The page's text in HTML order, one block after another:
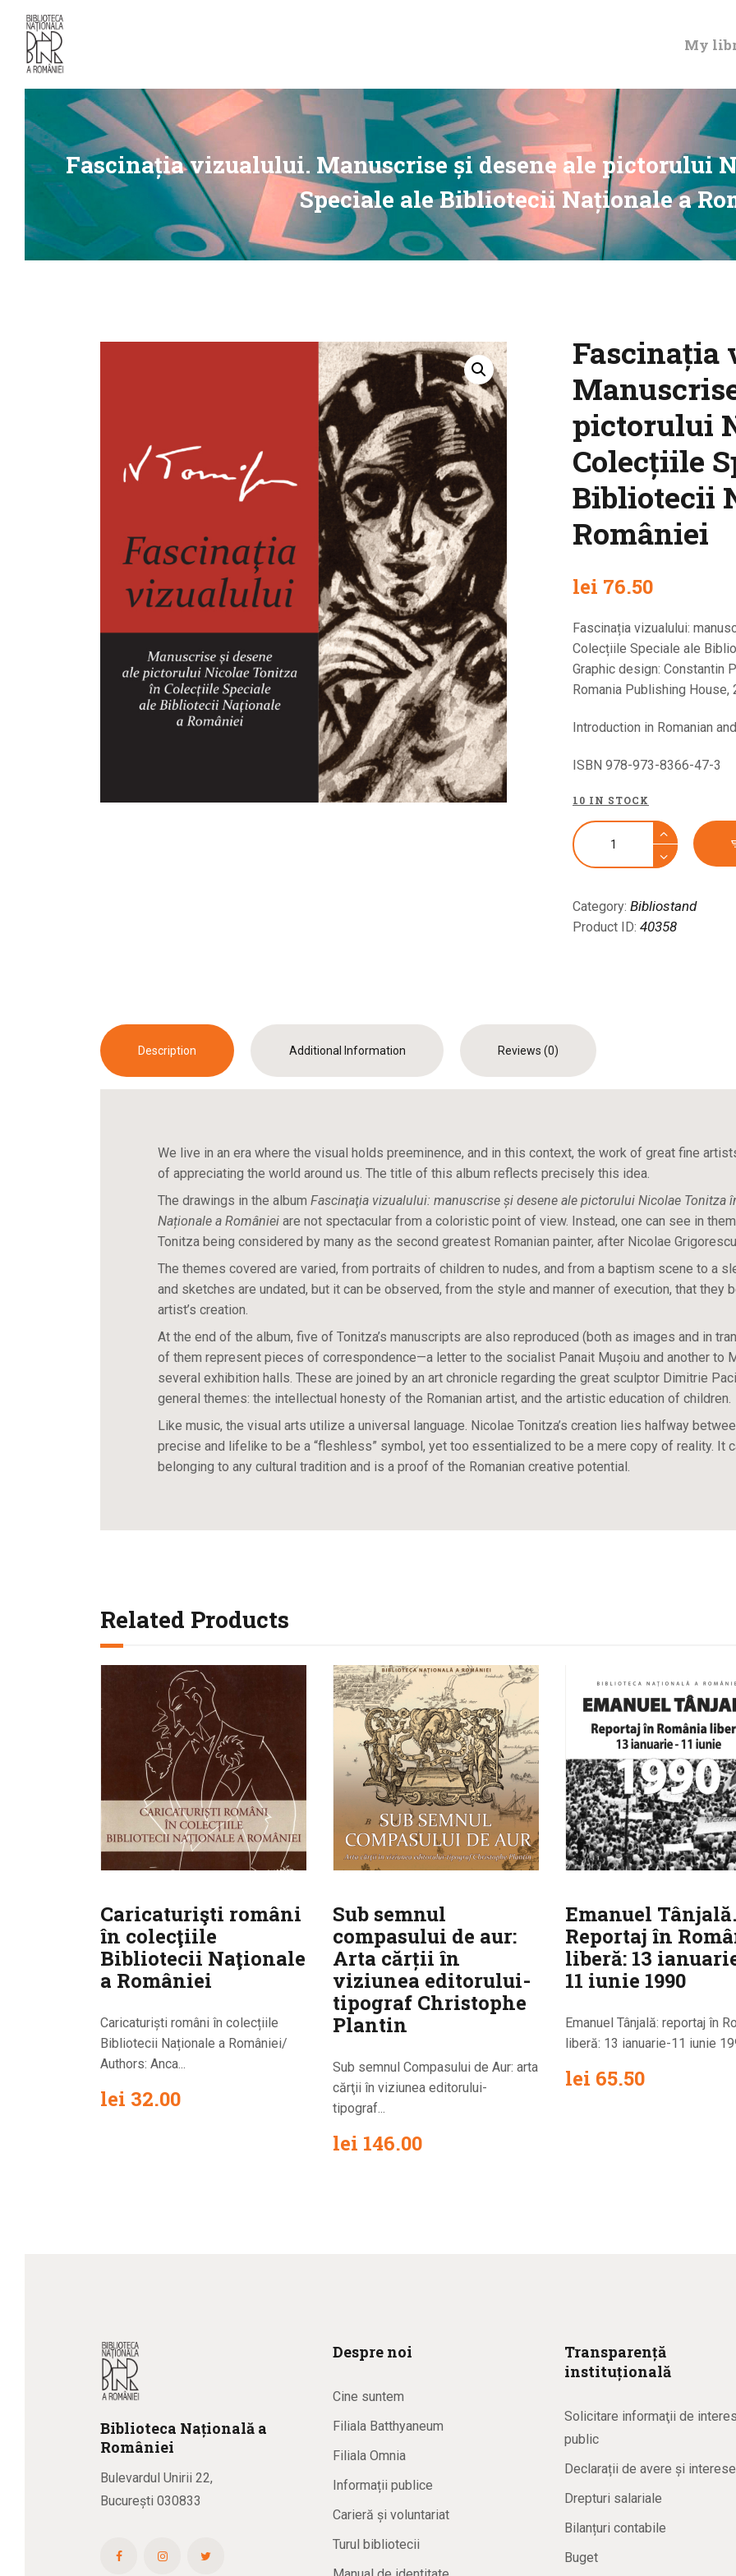
My
Fascinația vizualului. Manuscrise și desene ale pictorului
Speciale ale Bibliotecii Naționale a
Fascinația
pictorului
Colecțiile
Bibliotecii
României
lei 76.50
Fascinația vizualului:
Colecțiile Speciale ale
Graphic design: Constantin
Romania Publishing
Introduction in Romanian
ISBN 978-973-8366-47-3
10 IN STOCK
Category: Bibliostand
Product ID: 40358
Description Additional Information Reviews (0)
We live in an era where the visual holds preeminence, and in this context, the work of great fine
of appreciating the world around us. The title of this album reflects precisely this idea.
The drawings in the album Fascinaţia vizualului: manuscrise și desene ale pictorului Nicolae Tonitza
Naționale a Românieiare not spectacular from a coloristic point of view. Instead, one can see in
Tonitza being considered by many as the second greatest Romanian painter, after Nicolae Grigorescu.
The themes covered are varied, from portraits of children to nudes, and from a baptism scene to a
and sketches are undated, but it can be observed, from the style and manner of execution, that
artist’s creation.
At the end of the album, five of Tonitza’s manuscripts are also reproduced (both as images and in
of them represent pieces of correspondence—a letter to the socialist Panait Mușoiu and another to
several exhibition halls. These are joined by an art chronicle regarding the great sculptor Dimitrie
general themes: the intellectual honesty of the Romanian artist, and the artistic education of children.
Like music, the visual arts utilize a universal language. Nicolae Tonitza’s creation lies halfway
precise and lifelike to be a “fleshless” symbol, yet too essentialized to be a mere copy of reality. It
belonging to any cultural tradition and is a proof of the Romanian creative potential.
Related Products
Caricaturişti români
în colecţiile
Bibliotecii Naţionale
a României
Caricaturiști români în colecțiile
Bibliotecii Naționale a României/
Authors: Anca...
lei 32.00
Sub semnul
compasului de aur:
Arta cărții în
viziunea editorului-
tipograf Christophe
Plantin
Sub semnul Compasului de Aur: arta
cărţii în viziunea editorului-
tipograf...
lei 146.00
Emanuel Tânjală.
Reportaj în
liberă: 13
11 iunie 1990
Emanuel Tânjală: reportaj în
liberă: 13 ianuarie-11 iunie
lei 65.50
Biblioteca Națională a
României
Bulevardul Unirii 22,
București 030833
Despre noi
Cine suntem
Filiala Batthyaneum
Filiala Omnia
Informații publice
Carieră și voluntariat
Turul bibliotecii
Transparență
instituțională
Solicitare informaţii de interes
public
Declarații de avere și interese
Drepturi salariale
Bilanțuri contabile
Buget